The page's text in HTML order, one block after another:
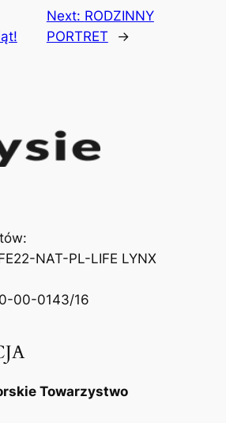
Next: RODZINNY
PORTRET
→
NAT-PL-LIFE LYNX
00-0143/16
Towarzystwo